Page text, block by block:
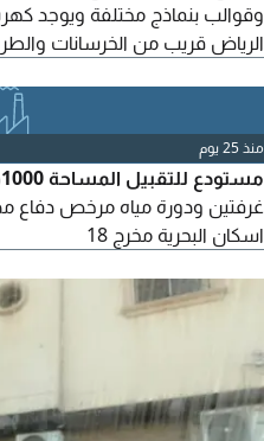
وقوالب بنماذج مختلفة ويوجد
الرياض قريب من الخرسانات
منذ 25 يوم
غرفتين ودورة مياه مرخص دفاع
اسكان البحرية مخرج 18